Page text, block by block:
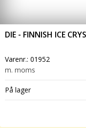
DIE - FINNISH ICE
Varenr.: 01952
m. moms
På lager